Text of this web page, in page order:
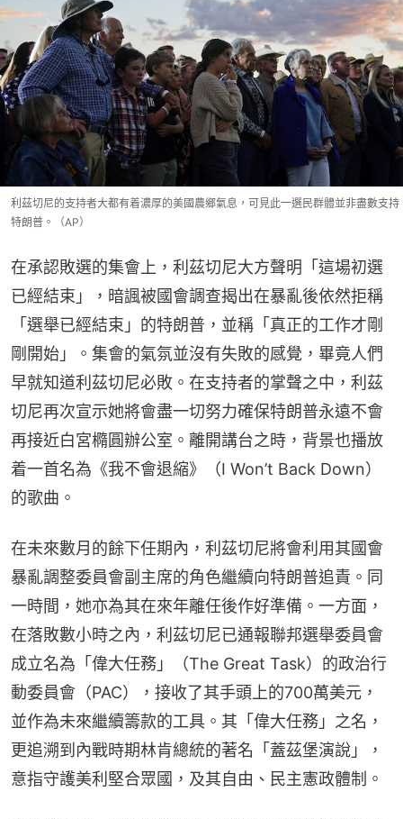
利茲切尼的支持者大都有着濃厚的美國農鄉氣息，可見此一選民群體並非盡數支持
特朗普。（AP）
在承認敗選的集會上，利茲切尼大方聲明「這場初選
已經結束」，暗諷被國會調查揭出在暴亂後依然拒稱
「選舉已經結束」的特朗普，並稱「真正的工作才剛
剛開始」。集會的氣氛並沒有失敗的感覺，畢竟人們
早就知道利茲切尼必敗。在支持者的掌聲之中，利茲
切尼再次宣示她將會盡一切努力確保特朗普永遠不會
再接近白宮橢圓辦公室。離開講台之時，背景也播放
着一首名為《我不會退縮》（I Won’t Back Down）
的歌曲。
在未來數月的餘下任期內，利茲切尼將會利用其國會
暴亂調整委員會副主席的角色繼續向特朗普追責。同
一時間，她亦為其在來年離任後作好準備。一方面，
在落敗數小時之內，利茲切尼已通報聯邦選舉委員會
成立名為「偉大任務」（The Great Task）的政治行
動委員會（PAC），接收了其手頭上的700萬美元，
並作為未來繼續籌款的工具。其「偉大任務」之名，
更追溯到內戰時期林肯總統的著名「蓋茲堡演說」，
意指守護美利堅合眾國，及其自由、民主憲政體制。